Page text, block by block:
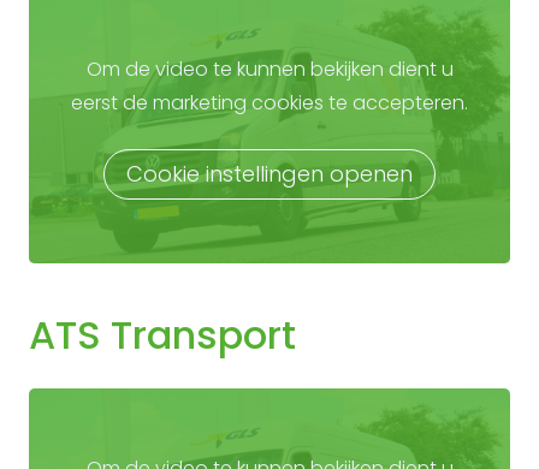
Om de video te kunnen bekijken dient u
eerst de marketing cookies te accepteren.
Cookie instellingen openen
ATS Transport